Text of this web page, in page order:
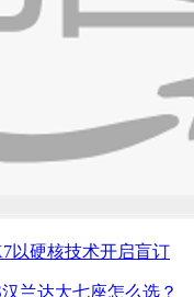
以硬核技术开启盲订
兰达大七座怎么选？